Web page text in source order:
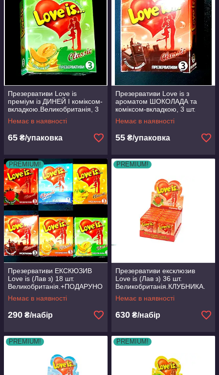
Презервативи Love is
преміум із ДИНЕЙ І коміксом-
вкладкою.Великобританія, 3
шт.
Немає в наявності
65 ₴/упаковка
Презервативи Love is з
ароматом ШОКОЛАДА та
коміксом-вкладкою, 3 шт.
Немає в наявності
55 ₴/упаковка
PREMIUM!
Презервативи ЕКСКЮЗИВ
Love is (Лав з) 18 шт.
Великобританія.+ПОДАРУНО
К.
Немає в наявності
290 ₴/набір
PREMIUM!
Презервативи ексклюзив
Love is (Лав з) 36 шт.
Великобританія.КЛУБНИКА.
Немає в наявності
630 ₴/набір
PREMIUM! PREMIUM!